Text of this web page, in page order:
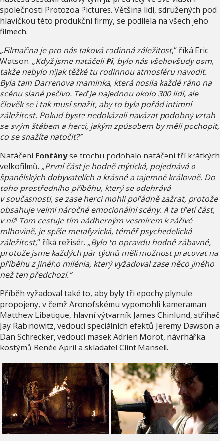
společnosti Protozoa Pictures. Většina lidí, sdružených pod
hlavičkou této produkční firmy, se podílela na všech jeho
filmech.
„Filmařina je pro nás taková rodinná záležitost,“ říká Eric
Watson. „Když jsme natáčeliPi, bylo nás všehovšudy osm,
takže nebylo nijak těžké tu rodinnou atmosféru navodit.
Byla tam Darrenova maminka, která nosila každé ráno na
scénu slané pečivo. Teď je najednou okolo 300 lidí, ale
člověk se i tak musí snažit, aby to byla pořád intimní
záležitost. Pokud byste nedokázali navázat podobný vztah
se svým štábem a herci, jakým způsobem by měli pochopit,
co se snažíte natočit?“
NatáčeníFontányse trochu podobalo natáčení tří krátkých
velkofilmů. „První část je hodně mýtická, pojednává o
španělských dobyvatelích a krásné a tajemné královně. Do
toho prostředního příběhu, který se odehrává
v současnosti, se zase herci mohli pořádně zažrat, protože
obsahuje velmi náročné emocionální scény. A ta třetí část,
v níž Tom cestuje tím nádherným vesmírem k zářivé
mlhovině, je spíše metafyzická, téměř psychedelická
záležitost,“ říká režisér. „Bylo to opravdu hodně zábavné,
protože jsme každých pár týdnů měli možnost pracovat na
příběhu z jiného milénia, který vyžadoval zase něco jiného
než ten předchozí.“
Příběh vyžadoval také to, aby byly tři epochy plynule
propojeny, v čemž Aronofskému vypomohli kameraman
Matthew Libatique, hlavní výtvarník James Chinlund, střihač
Jay Rabinowitz, vedoucí speciálních efektů Jeremy Dawson a
Dan Schrecker, vedoucí masek Adrien Morot, návrhářka
kostýmů Renée April a skladatel Clint Mansell.